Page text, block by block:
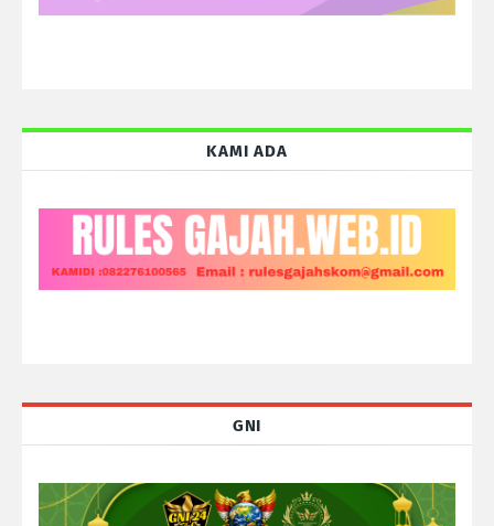
KAMI ADA
GNI